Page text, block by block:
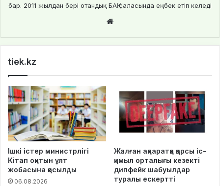
бар. 2011 жылдан бері отандық БАҚ саласында еңбек етіп келеді
tiek.kz
Ішкі істер министрлігі
Кітап оқитын ұлт
жобасына қосылды
06.08.2026
Жалған ақпаратқа қарсы іс-
қимыл орталығы кезекті
дипфейк шабуылдар
туралы ескертті